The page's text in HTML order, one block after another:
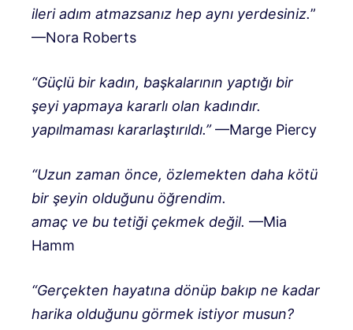
ileri adım atmazsanız hep aynı yerdesiniz.”
—Nora Roberts
“Güçlü bir kadın, başkalarının yaptığı bir
şeyi yapmaya kararlı olan kadındır.
yapılmaması kararlaştırıldı.”—Marge Piercy
“Uzun zaman önce, özlemekten daha kötü
bir şeyin olduğunu öğrendim.
amaç ve bu tetiği çekmek değil. —Mia
Hamm
“Gerçekten hayatına dönüp bakıp ne kadar
harika olduğunu görmek istiyor musun?